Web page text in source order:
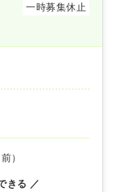
一時募集休止
）
きる